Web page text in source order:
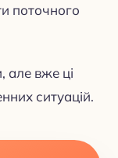
поточного
але вже ці
ситуацій.